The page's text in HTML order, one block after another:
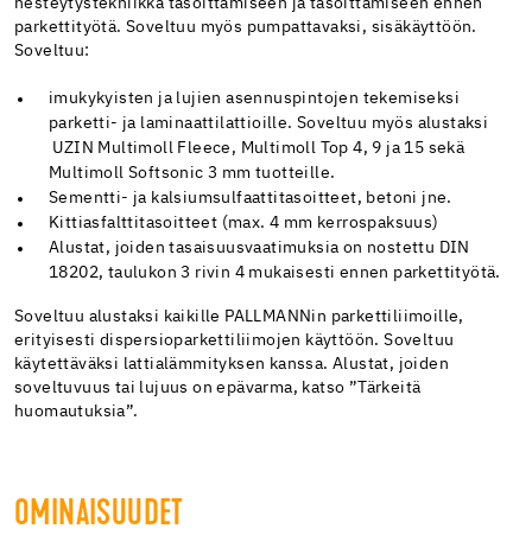
nesteytystekniikka tasoittamiseen ja tasoittamiseen ennen
parkettityötä. Soveltuu myös pumpattavaksi, sisäkäyttöön.
Soveltuu:
imukykyisten ja lujien asennuspintojen tekemiseksi
parketti- ja laminaattilattioille. Soveltuu myös alustaksi
UZIN Multimoll Fleece, Multimoll Top 4, 9 ja 15 sekä
Multimoll Softsonic 3 mm tuotteille.
Sementti- ja kalsiumsulfaattitasoitteet, betoni jne.
Kittiasfalttitasoitteet (max. 4 mm kerrospaksuus)
Alustat, joiden tasaisuusvaatimuksia on nostettu DIN
18202, taulukon 3 rivin 4 mukaisesti ennen parkettityötä.
Soveltuu alustaksi kaikille PALLMANNin parkettiliimoille,
erityisesti dispersioparkettiliimojen käyttöön. Soveltuu
käytettäväksi lattialämmityksen kanssa. Alustat, joiden
soveltuvuus tai lujuus on epävarma, katso ”Tärkeitä
huomautuksia”.
OMINAISUUDET